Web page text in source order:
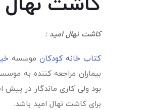
کاشت نهال امید :
کتاب خانه کودکان موسسه
بیماران مراجعه کننده به
برای کاشت نهال امید باشد.